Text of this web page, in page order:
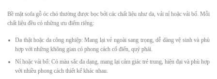
Bề mặt sofa gỗ óc chó thường được bọc bởi các chất liệu như da, vải nỉ hoặc vải bố. Mỗi
chất liệu đều có những ưu điểm riêng:
Da thật hoặc da công nghiệp: Mang lại vẻ ngoài sang trọng, dễ dàng vệ sinh và phù
hợp với những không gian có phong cách cổ điển, quý phái.
Nỉ hoặc vải bố: Có màu sắc đa dạng, mang lại cảm giác trẻ trung, hiện đại và phù hợp
với nhiều phong cách thiết kế khác nhau.